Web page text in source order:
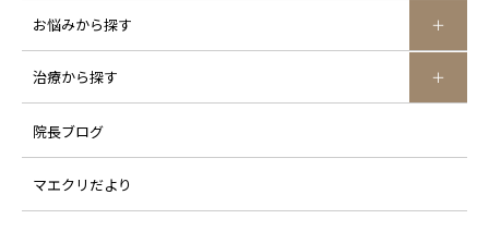
お悩みから探す
治療から探す
院長ブログ
マエクリだより